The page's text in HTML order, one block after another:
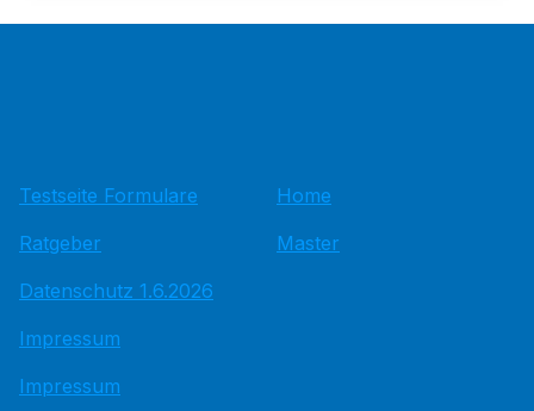
Testseite Formulare
Ratgeber
Datenschutz 1.6.2026
Impressum
Impressum
Home
Master